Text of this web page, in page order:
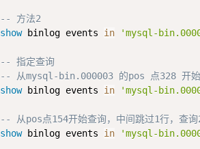
-- 方法2
show binlog events in 'mysql-
-- 指定查询
-- 从mysql-bin.000003 的pos 点328 开始
show binlog events in 'mysql-
-- 从pos点154开始查询，中间跳过1行，查询
show binlog events in 'mysql-